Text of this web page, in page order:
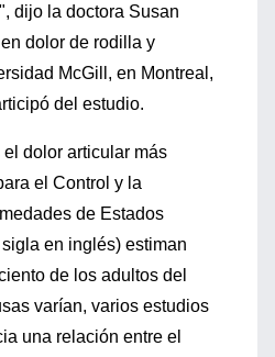
dijo la doctora Susan
dolor de rodilla y
McGill, en Montreal,
del estudio.
dolor articular más
el Control y la
de Estados
en inglés) estiman
de los adultos del
varían, varios estudios
una relación entre el